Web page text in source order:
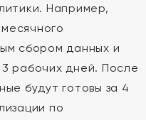
Например,
сбором данных и
рабочих дней. После
будут готовы за 4
по